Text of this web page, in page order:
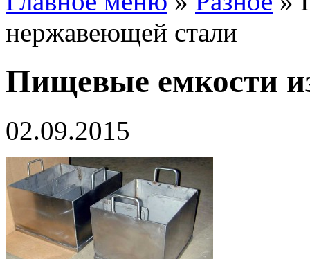
нержавеющей стали
Пищевые емкости
02.09.2015